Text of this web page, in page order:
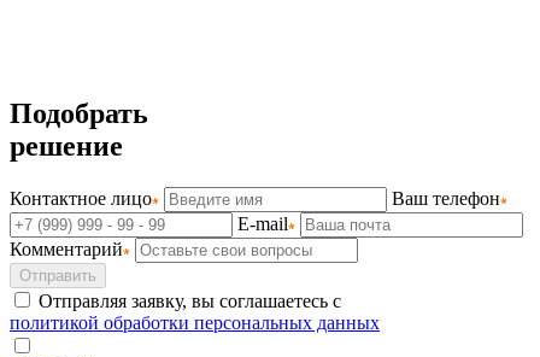
Подобрать
решение
Контактное лицо
Ваш телефон
E-mail
Комментарий
Отправить
Отправляя заявку, вы соглашаетесь с
политикой обработки персональных данных